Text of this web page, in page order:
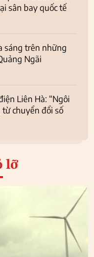
sân bay quốc tế
sáng trên những
Ngãi
Liên Hà: “Ngôi
từ chuyển đổi số
lỡ